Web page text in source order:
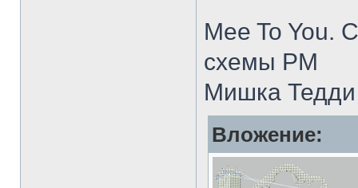
Mee To You.
схемы PM
Мишка Тедди
Вложение: